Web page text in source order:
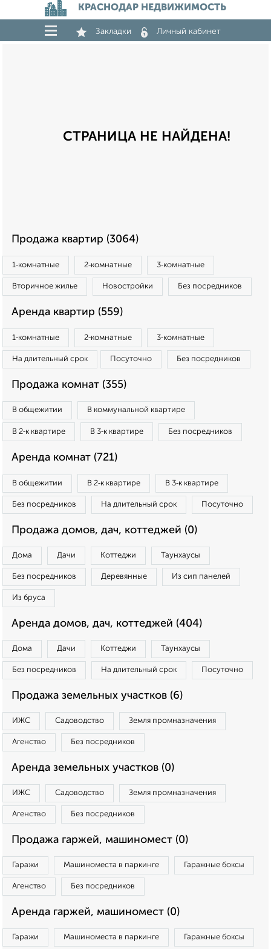
КРАСНОДАР НЕДВИЖИМОСТЬ
Закладки Личный кабинет
СТРАНИЦА НЕ НАЙДЕНА!
Продажа квартир (3064)
1‑комнатные 2‑комнатные 3‑комнатные
Вторичное жилье Новостройки Без посредников
Аренда квартир (559)
1‑комнатные 2‑комнатные 3‑комнатные
На длительный срок Посуточно Без посредников
Продажа комнат (355)
В общежитии В коммунальной квартире
В 2‑к квартире В 3‑к квартире Без посредников
Аренда комнат (721)
В общежитии В 2‑к квартире В 3‑к квартире
Без посредников На длительный срок Посуточно
Продажа домов, дач, коттеджей (0)
Дома Дачи Коттеджи Таунхаусы
Без посредников Деревянные Из сип панелей
Из бруса
Аренда домов, дач, коттеджей (404)
Дома Дачи Коттеджи Таунхаусы
Без посредников На длительный срок Посуточно
Продажа земельных участков (6)
ИЖС Садоводство Земля промназначения
Агенство Без посредников
Аренда земельных участков (0)
ИЖС Садоводство Земля промназначения
Агенство Без посредников
Продажа гаржей, машиномест (0)
Гаражи Машиноместа в паркинге Гаражные боксы
Агенство Без посредников
Аренда гаржей, машиномест (0)
Гаражи Машиноместа в паркинге Гаражные боксы